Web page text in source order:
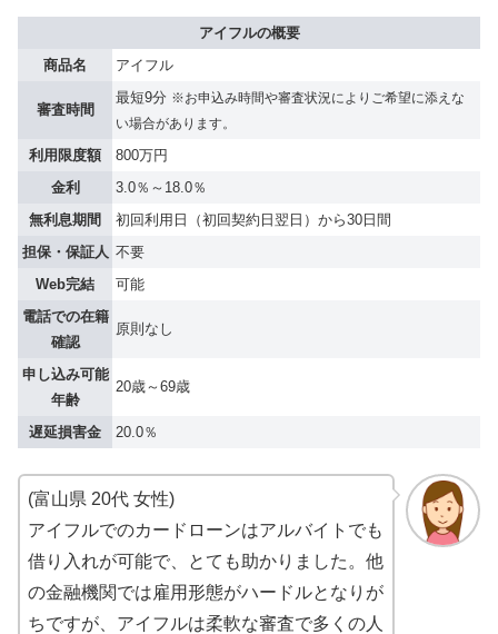
アイフルの概要
商品名
アイフル
審査時間
最短9分 ※お申込み時間や審査状況によりご希望に添えな
い場合があります。
利用限度額
800万円
金利
3.0％～18.0％
無利息期間
初回利用日（初回契約日翌日）から30日間
担保・保証人 不要
Web完結
可能
電話での在籍
確認
原則なし
申し込み可能
年齢
20歳～69歳
遅延損害金 20.0％
(富山県 20代 女性)
アイフルでのカードローンはアルバイトでも
借り入れが可能で、とても助かりました。他
の金融機関では雇用形態がハードルとなりが
ちですが、アイフルは柔軟な審査で多くの人